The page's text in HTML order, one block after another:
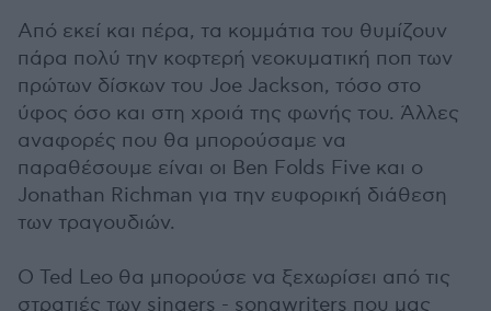
Από εκεί και πέρα, τα κομμάτια του θυμίζουν
πάρα πολύ την κοφτερή νεοκυματική ποπ των
πρώτων δίσκων του Joe Jackson, τόσο στο
ύφος όσο και στη χροιά της φωνής του. Άλλες
αναφορές που θα μπορούσαμε να
παραθέσουμε είναι οι Ben Folds Five και ο
Jonathan Richman για την ευφορική διάθεση
των τραγουδιών.
Ο Ted Leo θα μπορούσε να ξεχωρίσει από τις
στρατιές των singers - songwriters που μας